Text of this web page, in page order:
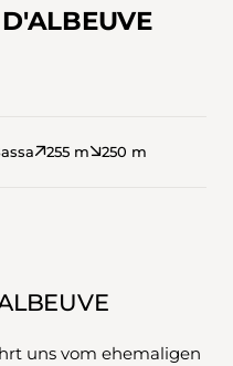
255 m 250 m
uns vom ehemaligen